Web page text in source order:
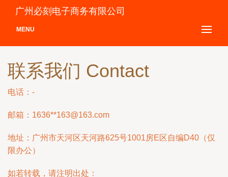
广州必刻电子商务有限公司
MENU
联系我们 Contact
电话：-
邮箱：1636**163@163.com
地址：广州市天河区天河路625号1001房E区自编D40（仅
限办公）
如若转载，请注明出处：